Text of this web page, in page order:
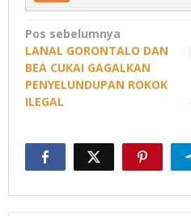
Navigasi
pos
Pos sebelumnya
LANAL GORONTALO DAN
BEA CUKAI GAGALKAN
PENYELUNDUPAN ROKOK
ILEGAL